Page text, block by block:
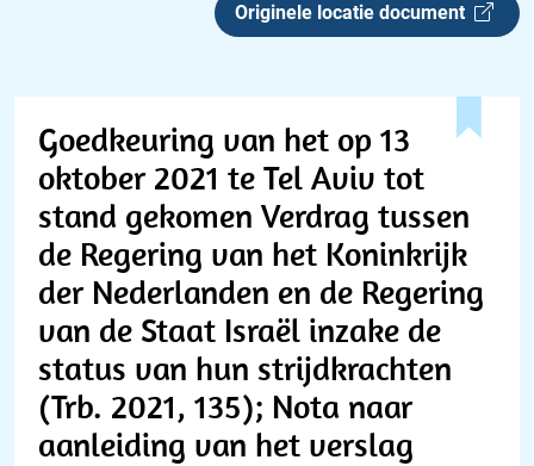
Originele locatie document
Goedkeuring van het op 13
oktober 2021 te Tel Aviv tot
stand gekomen Verdrag tussen
de Regering van het Koninkrijk
der Nederlanden en de Regering
van de Staat Israël inzake de
status van hun strijdkrachten
(Trb. 2021, 135); Nota naar
aanleiding van het verslag